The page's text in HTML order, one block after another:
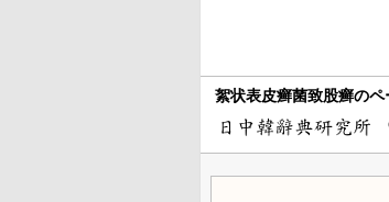
絮状表皮癣菌致股癣の